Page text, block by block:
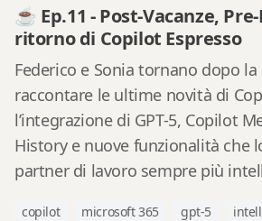
☕ Ep.11 - Post-Vacanze,
ritorno di Copilot Espresso
Federico e Sonia tornano dopo
raccontare le ultime novità di
l’integrazione di GPT-5, Copilot
History e nuove funzionalità che
partner di lavoro sempre più
copilot microsoft 365 gpt-5